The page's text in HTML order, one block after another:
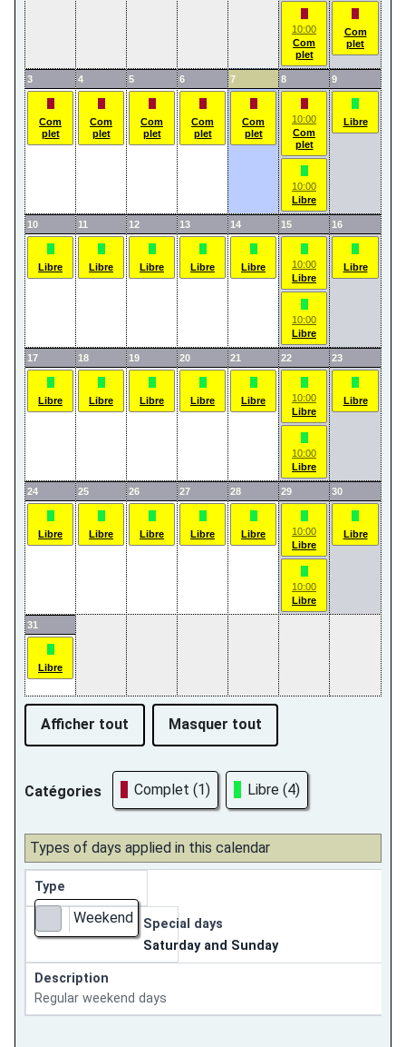
10:00
Com
plet
Com
plet
3
Com
plet
4
Com
plet
5
Com
plet
6
Com
plet
7
Com
plet
8
10:00
Com
plet
10:00
Libre
9
Libre
10
Libre
11
Libre
12
Libre
13
Libre
14
Libre
15
10:00
Libre
10:00
Libre
16
Libre
17
Libre
18
Libre
19
Libre
20
Libre
21
Libre
22
10:00
Libre
10:00
Libre
23
Libre
24
Libre
25
Libre
26
Libre
27
Libre
28
Libre
29
10:00
Libre
10:00
Libre
30
Libre
31
Libre
Afficher tout Masquer tout
Catégories Complet (1) Libre (4)
Types of days applied in this calendar
Type
Special days
Weekend
#d1d5db
Saturday and Sunday
Regular weekend days